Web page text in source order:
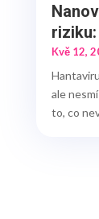
Kvě 12,
ale
to, co